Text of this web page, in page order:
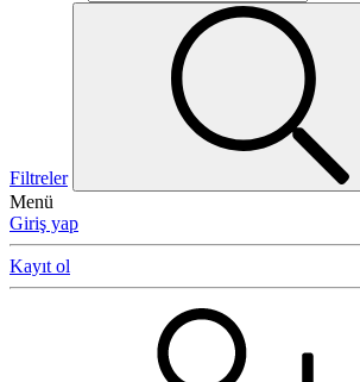
Filtreler
Menü
Giriş yap
Kayıt ol